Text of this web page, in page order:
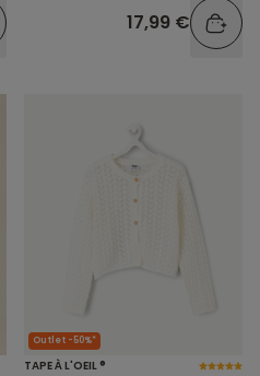
17,99 €
Outlet -50%*
TAPE À L'OEIL ®